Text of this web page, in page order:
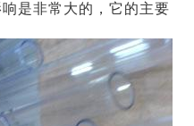
是非常大的，它的主要